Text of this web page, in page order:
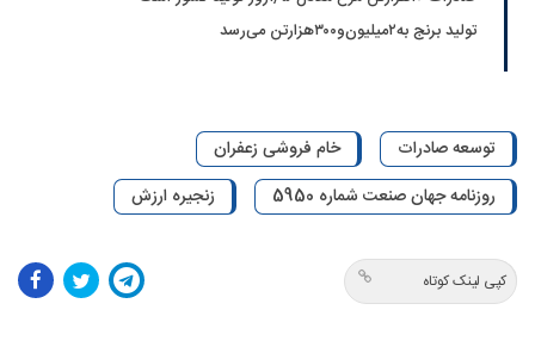
تولید برنج به‌۲‌میلیون‌و۳۰۰‌هزارتن می‌رسد
توسعه صادرات
خام فروشی زعفران
روزنامه جهان صنعت شماره 5950
زنجیره ارزش
کپی لینک کوتاه